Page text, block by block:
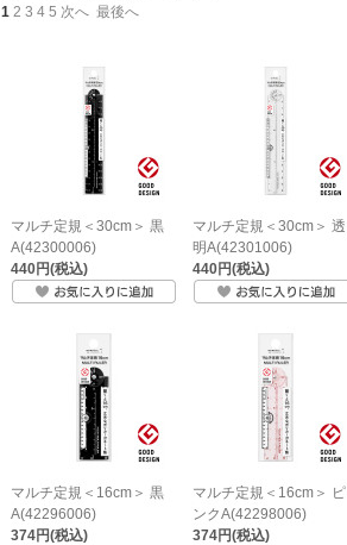
1 2 3 4 5 次へ 最後へ
マルチ定規＜30cm＞ 黒
A(42300006)
440円(税込)
マルチ定規＜30cm＞ 透
明A(42301006)
440円(税込)
マルチ定規＜16cm＞ 黒
A(42296006)
374円(税込)
マルチ定規＜16cm＞ ピ
ンクA(42298006)
374円(税込)